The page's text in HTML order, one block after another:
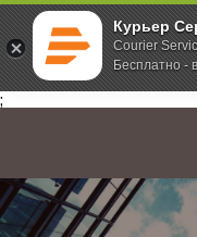
Курьер
Courier
Бесплатно -
;
Главная О компании